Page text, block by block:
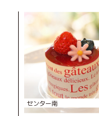
プンしたベーカリー
ぬくもりを感じる店
ョー
センター南